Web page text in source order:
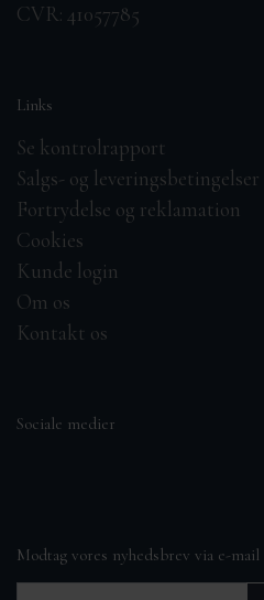
CVR: 41057785
Links
Se kontrolrapport
Salgs- og leveringsbetingelser
Fortrydelse og reklamation
Cookies
Kunde login
Om os
Kontakt os
Sociale medier
Modtag vores nyhedsbrev via e-mail